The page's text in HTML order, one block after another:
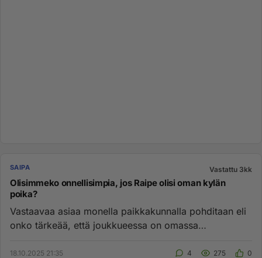
SAIPA Vastattu 3kk
Olisimmeko onnellisimpia, jos Raipe olisi oman kylän
poika?
Vastaavaa asiaa monella paikkakunnalla pohditaan eli
onko tärkeää, että joukkueessa on omassa
18.10.2025 21:35 4 275 0